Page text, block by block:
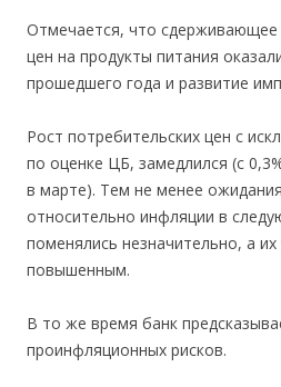
Отмечается, что сдерживающее
цен на продукты питания
прошедшего года и развитие
Рост потребительских цен с
по оценке ЦБ, замедлился (с
в марте). Тем не менее
относительно инфляции в
поменялись незначительно, а
повышенным.
В то же время банк
проинфляционных рисков.